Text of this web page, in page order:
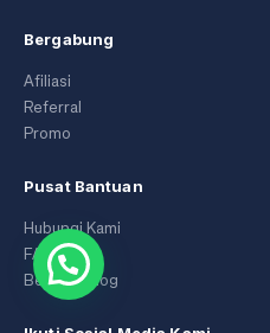
Bergabung
Afiliasi
Referral
Promo
Pusat Bantuan
Hubungi Kami
FAQ
Berita & Blog